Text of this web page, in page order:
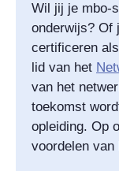
Wil jij je mbo-
onderwijs? Of
certificeren
lid van het
van het
toekomst
opleiding. Op
voordelen van